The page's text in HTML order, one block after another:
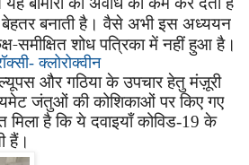
बनाती है। वैसे अभी इस अध्ययन
समीक्षित शोध पत्रिका में नहीं हुआ है।
क्लोरोक्वीन
और गठिया के उपचार हेतु मंज़ूरी
जंतुओं की कोशिकाओं पर किए गए
मिला है कि ये दवाइयाँ कोविड-19 के
हैं।